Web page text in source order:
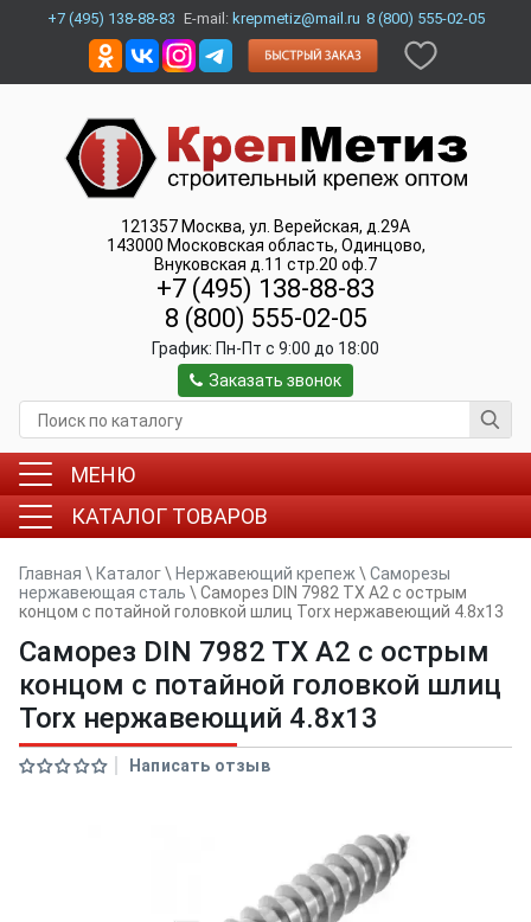
+7 (495) 138-88-83 E-mail: krepmetiz@mail.ru 8 (800) 555-02-05
121357 Москва, ул. Верейская, д.29А
143000 Московская область, Одинцово,
Внуковская д.11 стр.20 оф.7
+7 (495) 138-88-83
8 (800) 555-02-05
График: Пн-Пт c 9:00 до 18:00
Заказать звонок
МЕНЮ
КАТАЛОГ ТОВАРОВ
Главная \ Каталог\ Нержавеющий крепеж \ Саморезы
нержавеющая сталь \ Саморез DIN 7982 TX A2 с острым
концом с потайной головкой шлиц Torx нержавеющий 4.8x13
Саморез DIN 7982 TX A2 с острым
концом с потайной головкой шлиц
Torx нержавеющий 4.8x13
Написать отзыв